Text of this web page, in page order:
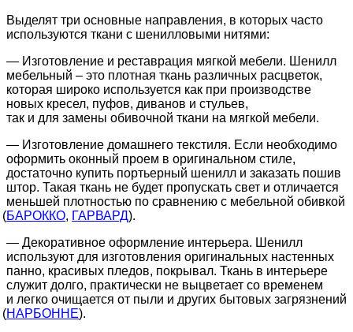
Выделят три основные направления, в которых часто
используются ткани с шенилловыми нитями:
— Изготовление и реставрация мягкой мебели. Шенилл
мебельный – это плотная ткань различных расцветок,
которая широко используется как при производстве
новых кресел, пуфов, диванов и стульев,
так и для замены обивочной ткани на мягкой мебели.
— Изготовление домашнего текстиля. Если необходимо
оформить оконный проем в оригинальном стиле,
достаточно купить портьерный шенилл и заказать пошив
штор. Такая ткань не будет пропускать свет и отличается
меньшей плотностью по сравнению с мебельной обивкой
(БАРОККО, ГАРВАРД).
— Декоративное оформление интерьера. Шенилл
используют для изготовления оригинальных настенных
панно, красивых пледов, покрывал. Ткань в интерьере
служит долго, практически не выцветает со временем
и легко очищается от пыли и других бытовых загрязнений
(НАРБОННЕ).